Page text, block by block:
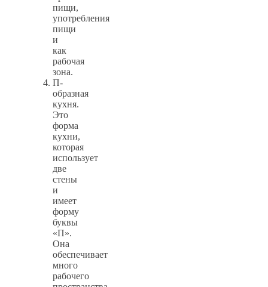
пищи,
употребления
пищи
и
как
рабочая
зона.
П-
образная
кухня.
Это
форма
кухни,
которая
использует
две
стены
и
имеет
форму
буквы
«П».
Она
обеспечивает
много
рабочего